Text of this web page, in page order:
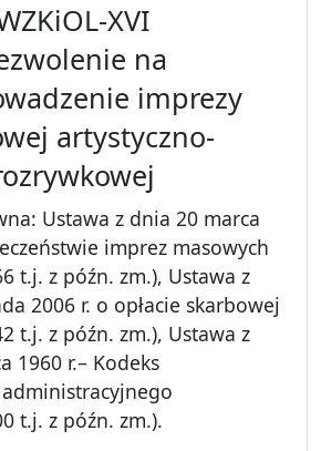
XVI
na
imprezy
artystyczno-
Ustawa z dnia 20 marca
imprez masowych
t.j. z późn. zm.), Ustawa z
2006 r. o opłacie skarbowej
t.j. z późn. zm.), Ustawa z
1960 r.– Kodeks
t.j. z późn. zm.).